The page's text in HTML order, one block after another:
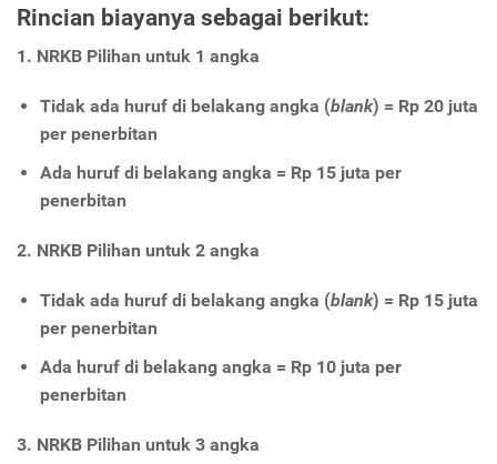
Rincian biayanya sebagai berikut:
1. NRKB Pilihan untuk 1 angka
Tidak ada huruf di belakang angka (blank) = Rp 20 juta
per penerbitan
Ada huruf di belakang angka = Rp 15 juta per
penerbitan
2. NRKB Pilihan untuk 2 angka
Tidak ada huruf di belakang angka (blank) = Rp 15 juta
per penerbitan
Ada huruf di belakang angka = Rp 10 juta per
penerbitan
3. NRKB Pilihan untuk 3 angka